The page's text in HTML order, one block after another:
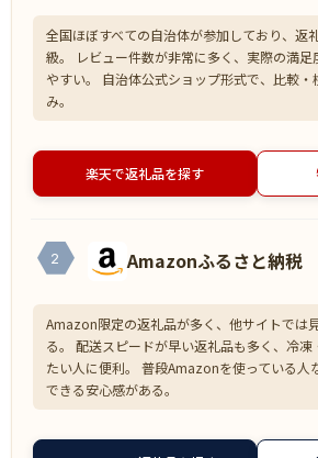
全国ほぼすべての自治体が参加しており、返
級。 レビュー件数が非常に多く、実際の満
やすい。 自治体公式ショップ形式で、比較
み。
楽天で返礼品を探す
2 Amazonふるさと納税
Amazon限定の返礼品が多く、他サイトでは
る。 配送スピードが早い返礼品も多く、冷凍
たい人に便利。 普段Amazonを使っている人
できる安心感がある。